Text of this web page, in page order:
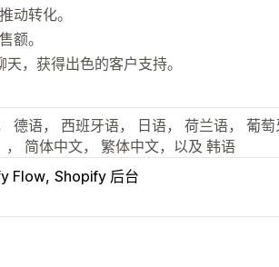
动转化。
额。
，获得出色的客户支持。
德语， 西班牙语， 日语， 荷兰语， 葡
， 简体中文， 繁体中文，以及 韩语
Flow Shopify 后台